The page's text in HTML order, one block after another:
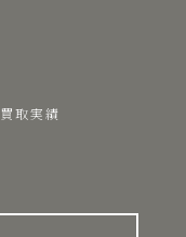
取実績